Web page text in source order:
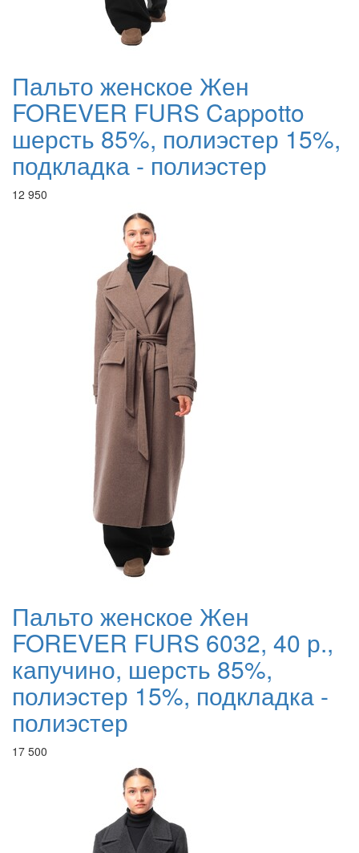
Пальто женское Жен
FOREVER FURS Cappotto
шерсть 85%, полиэстер 15%,
подкладка - полиэстер
12 950
Пальто женское Жен
FOREVER FURS 6032, 40 р.,
капучино, шерсть 85%,
полиэстер 15%, подкладка -
полиэстер
17 500